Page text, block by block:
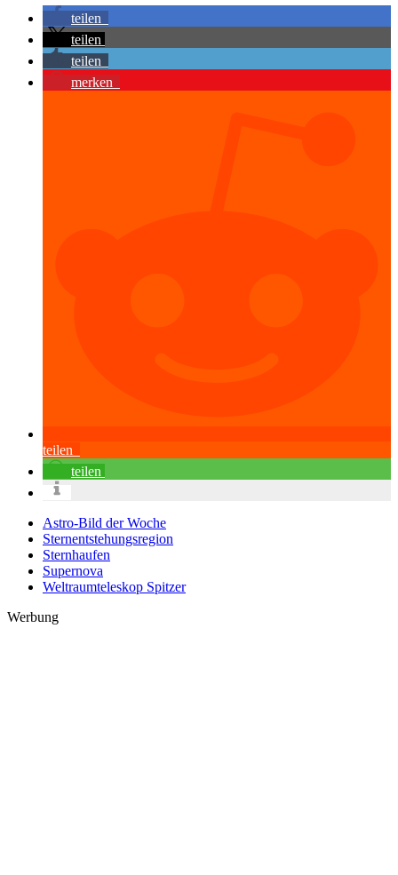
teilen
teilen
teilen
merken
teilen
teilen
Astro-Bild der Woche
Sternentstehungsregion
Sternhaufen
Supernova
Weltraumteleskop Spitzer
Werbung